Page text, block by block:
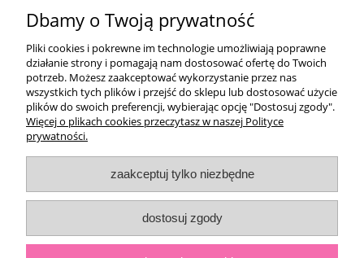
czytaj całość »
Płatności i dostawa
Informacje
Dbamy o Twoją prywatność
Pliki cookies i pokrewne im technologie umożliwiają poprawne
działanie strony i pomagają nam dostosować ofertę do Twoich
potrzeb. Możesz zaakceptować wykorzystanie przez nas
wszystkich tych plików i przejść do sklepu lub dostosować użycie
plików do swoich preferencji, wybierając opcję "Dostosuj zgody".
Więcej o plikach cookies przeczytasz w naszej Polityce
prywatności.
zaakceptuj tylko niezbędne
dostosuj zgody